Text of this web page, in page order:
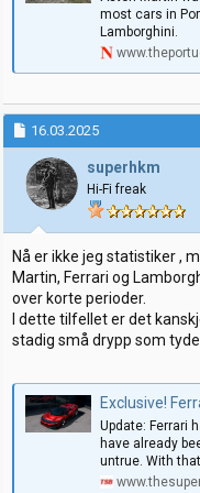
most cars in
Lamborghini.
16.03.2025
superhkm
Hi-Fi freak
Nå er ikke jeg statistiker ,
Martin, Ferrari og
over korte perioder.
I dette tilfellet er det
stadig små drypp som
Exclusive! Ferrari
Update: Ferrari
have already
untrue. With